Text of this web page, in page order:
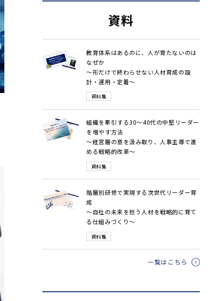
資料
教育体系はあるのに、人が育たないのは
なぜか
～形だけで終わらせない人材育成の設
計・運用・定着～
資料集
組織を牽引する30～40代の中堅リーダー
を増やす方法
～経営層の意を汲み取り、人事主導で進
める戦略的改革～
資料集
階層別研修で実現する次世代リーダー育
成
～自社の未来を担う人材を戦略的に育て
る仕組みづくり～
資料集
一覧はこちら